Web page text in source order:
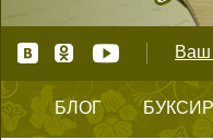
Ваш
БЛОГ БУКСИР